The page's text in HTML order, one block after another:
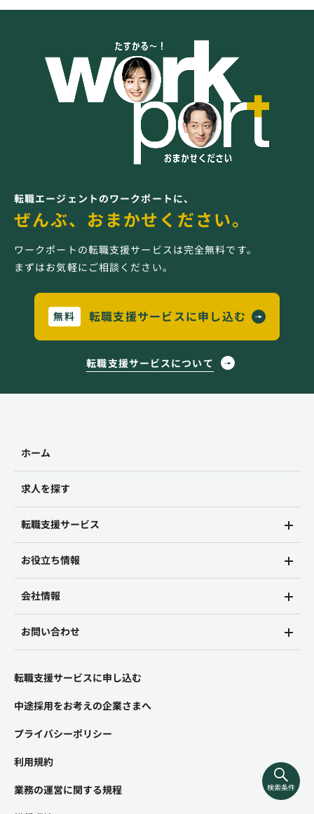
検索条件
転職エージェントのワークポートに、
ぜんぶ、おまかせください。
ワークポートの転職支援サービスは完全無料です。
まずはお気軽にご相談ください。
無料 転職支援サービスに申し込む
転職支援サービスについて
ホーム
求人を探す
転職支援サービス
お役立ち情報
会社情報
お問い合わせ
転職支援サービスに申し込む
中途採用をお考えの企業さまへ
プライバシーポリシー
利用規約
業務の運営に関する規程